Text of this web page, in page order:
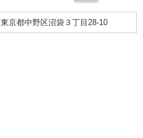
東京都中野区沼袋３丁目28-10